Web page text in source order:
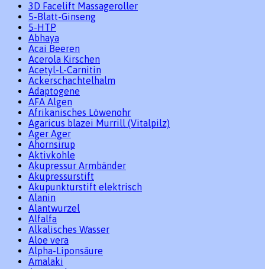
3D Facelift Massageroller
5-Blatt-Ginseng
5-HTP
Abhaya
Acai Beeren
Acerola Kirschen
Acetyl-L-Carnitin
Ackerschachtelhalm
Adaptogene
AFA Algen
Afrikanisches Löwenohr
Agaricus blazei Murrill (Vitalpilz)
Ager Ager
Ahornsirup
Aktivkohle
Akupressur Armbänder
Akupressurstift
Akupunkturstift elektrisch
Alanin
Alantwurzel
Alfalfa
Alkalisches Wasser
Aloe vera
Alpha-Liponsäure
Amalaki